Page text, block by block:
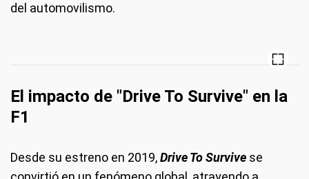
del automovilismo.
El impacto de "Drive To Survive" en la
F1
Desde su estreno en 2019,Drive To Survive se